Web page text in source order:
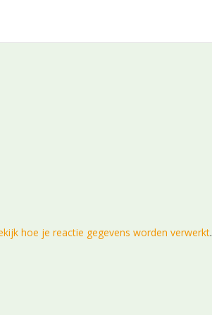
hoe je reactie gegevens worden verwerkt.